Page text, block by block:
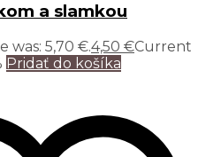
a slamkou
was: 5,70 €.4,50 €Current
Pridať do košíka